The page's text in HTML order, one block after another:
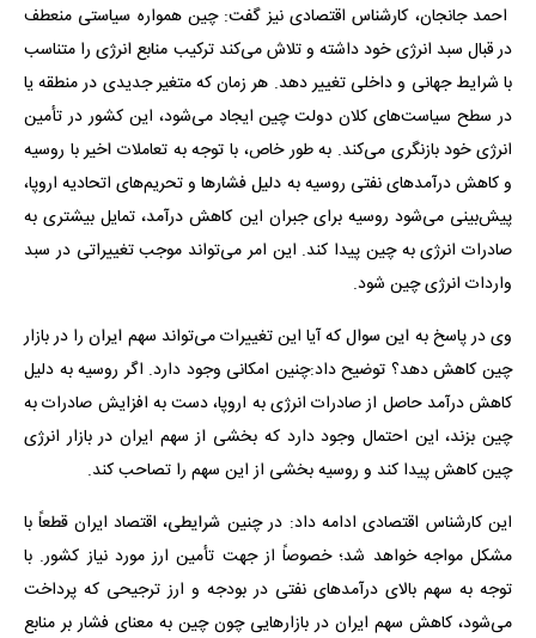
احمد جانجان، کارشناس اقتصادی نیز گفت: چین همواره سیاستی منعطف
در قبال سبد انرژی خود داشته و تلاش می‌کند ترکیب منابع انرژی را متناسب
با شرایط جهانی و داخلی تغییر دهد. هر زمان که متغیر جدیدی در منطقه یا
در سطح سیاست‌های کلان دولت چین ایجاد می‌شود، این کشور در تأمین
انرژی خود بازنگری می‌کند. به طور خاص، با توجه به تعاملات اخیر با روسیه
و کاهش درآمدهای نفتی روسیه به دلیل فشارها و تحریم‌های اتحادیه اروپا،
پیش‌بینی می‌شود روسیه برای جبران این کاهش درآمد، تمایل بیشتری به
صادرات انرژی به چین پیدا کند. این امر می‌تواند موجب تغییراتی در سبد
واردات انرژی چین شود.
وی در پاسخ به این سوال که آیا این تغییرات می‌تواند سهم ایران را در بازار
چین کاهش دهد؟ توضیح داد:چنین امکانی وجود دارد. اگر روسیه به دلیل
کاهش درآمد حاصل از صادرات انرژی به اروپا، دست به افزایش صادرات به
چین بزند، این احتمال وجود دارد که بخشی از سهم ایران در بازار انرژی
چین کاهش پیدا کند و روسیه بخشی از این سهم را تصاحب کند.
این کارشناس اقتصادی ادامه داد: در چنین شرایطی، اقتصاد ایران قطعاً با
مشکل مواجه خواهد شد؛ خصوصاً از جهت تأمین ارز مورد نیاز کشور. با
توجه به سهم بالای درآمدهای نفتی در بودجه و ارز ترجیحی که پرداخت
می‌شود، کاهش سهم ایران در بازارهایی چون چین به معنای فشار بر منابع